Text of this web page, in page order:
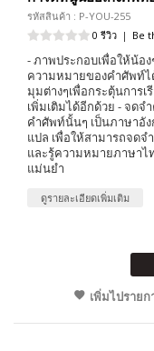
รหัสสินค้า : P-YOU-255
0 รีวิว | Be
- ภาพประกอบเพื่อให้น้อ
ความหมายของคำศัพท์ไ
มุมต่างๆเพื่อกระตุ้นการ
เพิ่มเติมได้อีกด้วย - จด
คำศัพท์นั้นๆ เป็นภาษาอั
แปล เพื่อให้สามารถจด
และรู้ความหมายภาษาไ
แม่นยำ
ดูรายละเอียดเพิ่มเติม
เพิ่มไปรายก